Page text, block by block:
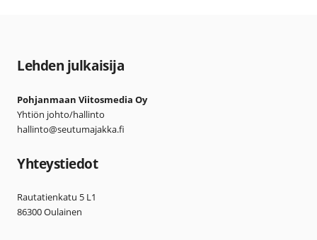
Lehden julkaisija
Pohjanmaan Viitosmedia Oy
Yhtiön johto/hallinto
hallinto@seutumajakka.fi
Yhteystiedot
Rautatienkatu 5 L1
86300 Oulainen